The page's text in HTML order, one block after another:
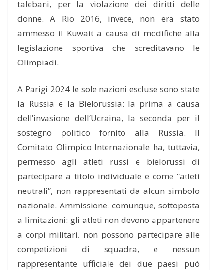
talebani, per la violazione dei diritti delle
donne. A Rio 2016, invece, non era stato
ammesso il Kuwait a causa di modifiche alla
legislazione sportiva che screditavano le
Olimpiadi.
A Parigi 2024 le sole nazioni escluse sono state
la Russia e la Bielorussia: la prima a causa
dell’invasione dell’Ucraina, la seconda per il
sostegno politico fornito alla Russia. Il
Comitato Olimpico Internazionale ha, tuttavia,
permesso agli atleti russi e bielorussi di
partecipare a titolo individuale e come “atleti
neutrali”, non rappresentati da alcun simbolo
nazionale. Ammissione, comunque, sottoposta
a limitazioni: gli atleti non devono appartenere
a corpi militari, non possono partecipare alle
competizioni di squadra, e nessun
rappresentante ufficiale dei due paesi può